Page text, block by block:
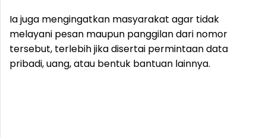
Ia juga mengingatkan masyarakat agar tidak
melayani pesan maupun panggilan dari nomor
tersebut, terlebih jika disertai permintaan data
pribadi, uang, atau bentuk bantuan lainnya.